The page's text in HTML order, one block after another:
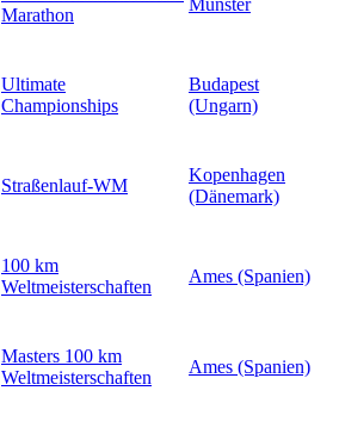
Marathon
Ultimate
Championships
Budapest
(Ungarn)
Straßenlauf-WM
Kopenhagen
(Dänemark)
100 km
Weltmeisterschaften
Ames (Spanien)
Masters 100 km
Weltmeisterschaften
Ames (Spanien)